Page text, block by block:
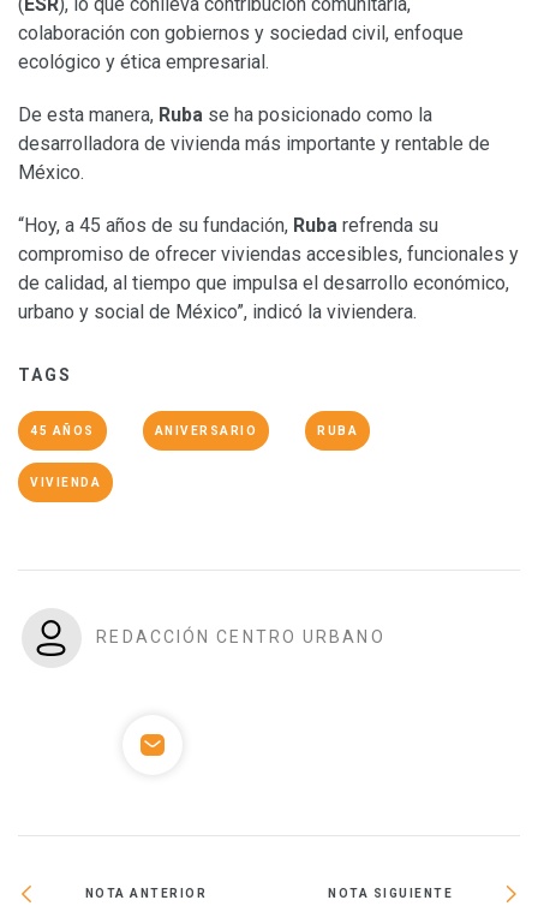
colaboración con gobiernos y sociedad civil, enfoque
ecológico y ética empresarial.
De esta manera, Ruba se ha posicionado como la
desarrolladora de vivienda más importante y rentable de
México.
“Hoy, a 45 años de su fundación, Ruba refrenda su
compromiso de ofrecer viviendas accesibles, funcionales y
de calidad, al tiempo que impulsa el desarrollo económico,
urbano y social de México”, indicó la viviendera.
TAGS
45 AÑOS ANIVERSARIO RUBA
VIVIENDA
REDACCIÓN CENTRO URBANO
NOTA ANTERIOR NOTA SIGUIENTE